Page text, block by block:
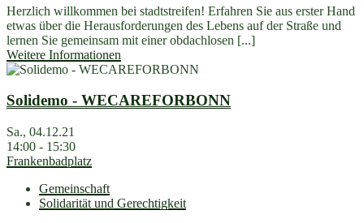
Herzlich willkommen bei stadtstreifen! Erfahren Sie aus erster Hand
etwas über die Herausforderungen des Lebens auf der Straße und
lernen Sie gemeinsam mit einer obdachlosen [...]
Weitere Informationen
Solidemo - WECAREFORBONN
Sa., 04.12.21
14:00 - 15:30
Frankenbadplatz
Gemeinschaft
Solidarität und Gerechtigkeit